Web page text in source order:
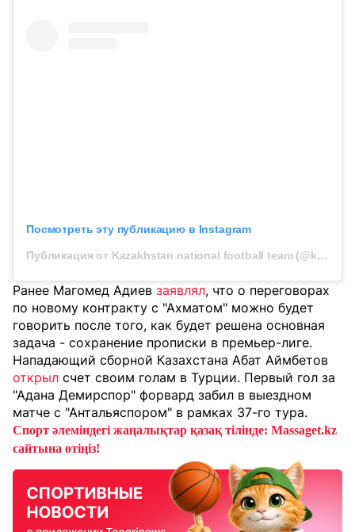
Посмотреть эту публикацию в Instagram
Публикация от Kazakhstan national football team (@kff_team)
Ранее Магомед Адиев заявлял, что о переговорах
по новому контракту с "Ахматом" можно будет
говорить после того, как будет решена основная
задача - сохранение прописки в премьер-лиге.
Нападающий сборной Казахстана Абат Аймбетов
открыл счет своим голам в Турции. Первый гол за
"Адана Демирспор" форвард забил в выездном
матче с "Антальяспором" в рамках 37-го тура.
Спорт әлеміндегі жаңалықтар қазақ тілінде: Massaget.kz
сайтына өтіңіз!